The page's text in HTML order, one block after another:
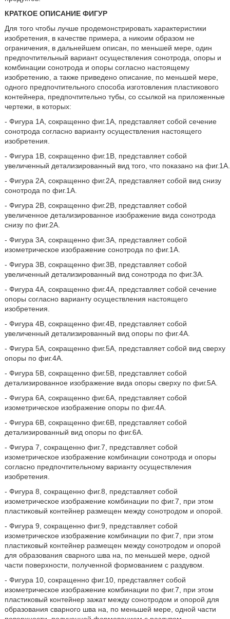
КРАТКОЕ ОПИСАНИЕ ФИГУР
Для того чтобы лучше продемонстрировать характеристики
изобретения, в качестве примера, а никоим образом не
ограничения, в дальнейшем описан, по меньшей мере, один
предпочтительный вариант осуществления сонотрода, опоры и
комбинации сонотрода и опоры согласно настоящему
изобретению, а также приведено описание, по меньшей мере,
одного предпочтительного способа изготовления пластикового
контейнера, предпочтительно тубы, со ссылкой на приложенные
чертежи, в которых:
- Фигура 1А, сокращенно фиг.1А, представляет собой сечение
сонотрода согласно варианту осуществления настоящего
изобретения.
- Фигура 1В, сокращенно фиг.1В, представляет собой
увеличенный детализированный вид того, что показано на фиг.1А.
- Фигура 2А, сокращенно фиг.2А, представляет собой вид снизу
сонотрода по фиг.1А.
- Фигура 2В, сокращенно фиг.2В, представляет собой
увеличенное детализированное изображение вида сонотрода
снизу по фиг.2А.
- Фигура 3А, сокращенно фиг.3А, представляет собой
изометрическое изображение сонотрода по фиг.1А.
- Фигура 3В, сокращенно фиг.3В, представляет собой
увеличенный детализированный вид сонотрода по фиг.3А.
- Фигура 4А, сокращенно фиг.4А, представляет собой сечение
опоры согласно варианту осуществления настоящего
изобретения.
- Фигура 4В, сокращенно фиг.4В, представляет собой
увеличенный детализированный вид опоры по фиг.4А.
- Фигура 5А, сокращенно фиг.5А, представляет собой вид сверху
опоры по фиг.4А.
- Фигура 5В, сокращенно фиг.5В, представляет собой
детализированное изображение вида опоры сверху по фиг.5А.
- Фигура 6А, сокращенно фиг.6А, представляет собой
изометрическое изображение опоры по фиг.4А.
- Фигура 6В, сокращенно фиг.6В, представляет собой
детализированный вид опоры по фиг.6А.
- Фигура 7, сокращенно фиг.7, представляет собой
изометрическое изображение комбинации сонотрода и опоры
согласно предпочтительному варианту осуществления
изобретения.
- Фигура 8, сокращенно фиг.8, представляет собой
изометрическое изображение комбинации по фиг.7, при этом
пластиковый контейнер размещен между сонотродом и опорой.
- Фигура 9, сокращенно фиг.9, представляет собой
изометрическое изображение комбинации по фиг.7, при этом
пластиковый контейнер размещен между сонотродом и опорой
для образования сварного шва на, по меньшей мере, одной
части поверхности, полученной формованием с раздувом.
- Фигура 10, сокращенно фиг.10, представляет собой
изометрическое изображение комбинации по фиг.7, при этом
пластиковый контейнер зажат между сонотродом и опорой для
образования сварного шва на, по меньшей мере, одной части